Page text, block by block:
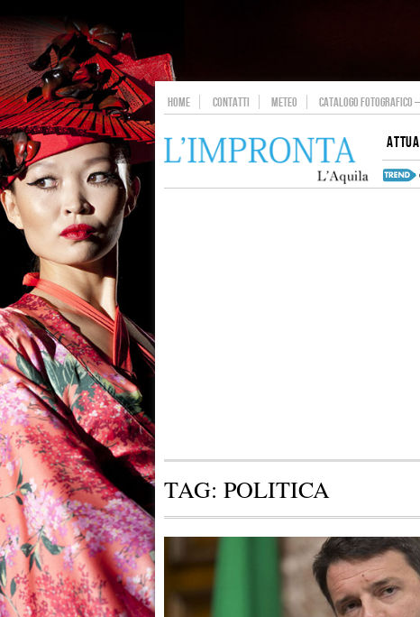
HOME CONTATTI METEO CATALOGO
TAG: POLITICA